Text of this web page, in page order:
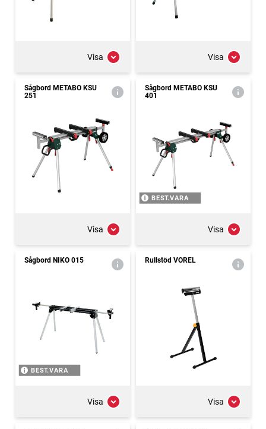
Visa Visa
Sågbord METABO KSU
251
Visa
Sågbord METABO KSU
401
BEST.VARA
Visa
Sågbord NIKO 015
BEST.VARA
Visa
Rullstöd VOREL
Visa